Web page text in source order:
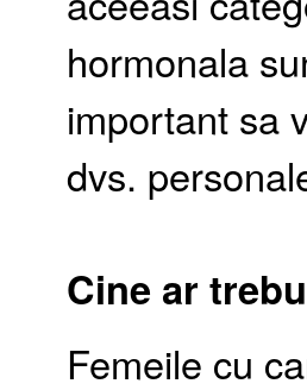
hormonala
important sa
dvs.
Cine ar
Femeile cu